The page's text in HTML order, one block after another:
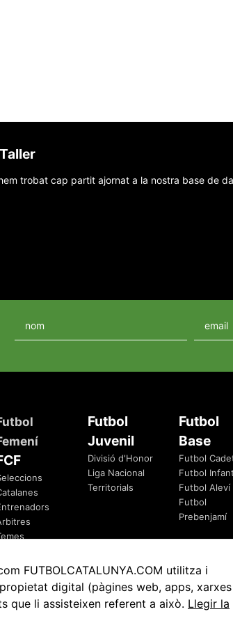
Taller
trobat cap partit ajornat a la nostra base de
Futbol
Juvenil
Divisió d'Honor
Liga Nacional
Territorials
Futbol
Base
Futbol
Futbol
Futbol Aleví
Futbol
Prebenjamí
Legal Política de Privacitat Política de Cookies
FUTBOLCATALUNYA.COM utilitza i
digital (pàgines web, apps, xarxes
que li assisteixen referent a això. Llegir la